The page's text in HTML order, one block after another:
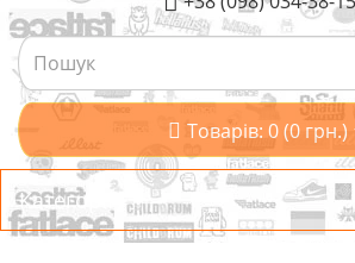
Товарів: 0 (0 грн.)
Категорії